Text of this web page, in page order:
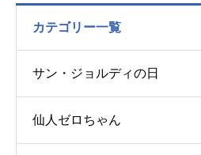
カテゴリー一覧
サン・ジョルディの日
仙人ゼロちゃん